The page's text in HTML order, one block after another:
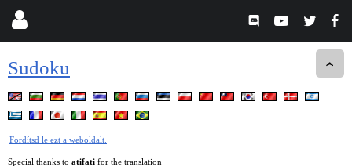
Sudoku
Fordítsd le ezt a weboldalt.
Special thanks to atifati for the translation